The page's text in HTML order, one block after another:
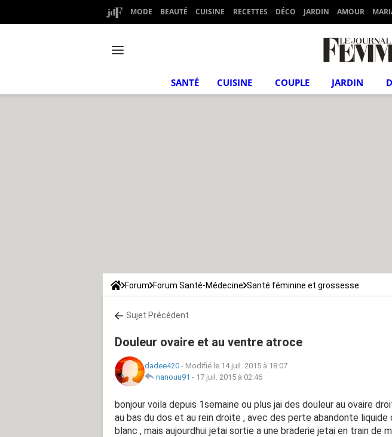
MODE BEAUTÉ CUISINE RECETTES DÉCO JARDIN AMOUR
SANTÉ CUISINE COUPLE JARDIN
Forum Forum Santé-Médecine Santé féminine et grossesse
Sujet Précédent
Douleur ovaire et au ventre atroce
dadee420 - Modifié le 14 juil. 2015 à 18:07
nanouu91 - 17 juil. 2015 à 02:46
bonjour voila depuis 1semaine ou plus jai des douleur au ovaire
au bas du dos et au rein droite , avec des perte abandonte
blanc , mais aujourdhui jetai sortie a une braderie jetai en train de